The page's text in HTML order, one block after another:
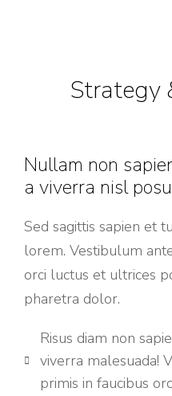
Strategy
Nullam non
a viverra nisl
Sed sagittis sapien et
lorem. Vestibulum
orci luctus et ultrices
pharetra dolor.
Risus diam non
viverra malesuada!
primis in faucibus